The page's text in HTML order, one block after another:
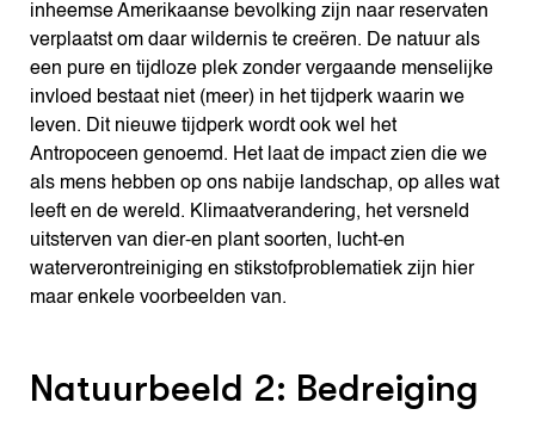
inheemse Amerikaanse bevolking zijn naar reservaten
verplaatst om daar wildernis te creëren. De natuur als
een pure en tijdloze plek zonder vergaande menselijke
invloed bestaat niet (meer) in het tijdperk waarin we
leven. Dit nieuwe tijdperk wordt ook wel het
Antropoceen genoemd. Het laat de impact zien die we
als mens hebben op ons nabije landschap, op alles wat
leeft en de wereld. Klimaatverandering, het versneld
uitsterven van dier-en plant soorten, lucht-en
waterverontreiniging en stikstofproblematiek zijn hier
maar enkele voorbeelden van.
Natuurbeeld 2: Bedreiging